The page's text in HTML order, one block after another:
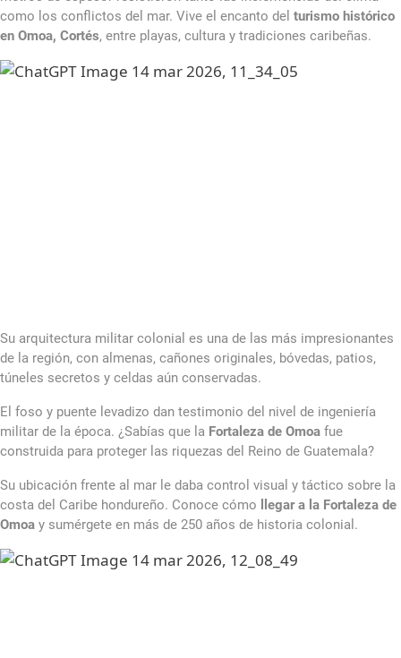
como los conflictos del mar. Vive el encanto del turismo histórico
en Omoa, Cortés, entre playas, cultura y tradiciones caribeñas.
Su arquitectura militar colonial es una de las más impresionantes
de la región, con almenas, cañones originales, bóvedas, patios,
túneles secretos y celdas aún conservadas.
El foso y puente levadizo dan testimonio del nivel de ingeniería
militar de la época. ¿Sabías que la Fortaleza de Omoa fue
construida para proteger las riquezas del Reino de Guatemala?
Su ubicación frente al mar le daba control visual y táctico sobre la
costa del Caribe hondureño. Conoce cómo
llegar a la Fortaleza de
Omoa y sumérgete en más de 250 años de historia colonial.